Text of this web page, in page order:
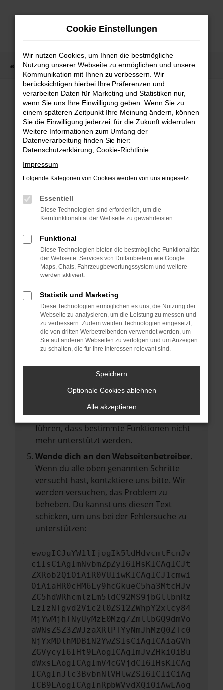
Zum
Startseite Fahrzeugangebote Fahrzeugmarkt
Fahrzeugmarkt
Fehler: Network Error
Beim Laden ist ein Fehler aufgetreten.
Hier sind ein paar Tipps, die dir helfen können:
Überprüfe deine Firewall und deine
Internetverbindung.
deine Suchmaschine?
Prüfe deine Browsererweiterungen.
Manche Erweiterungen, wie Werbeblocker,
können das Laden bestimmter Seiten
anderen Browser oder in einem privaten
Fenster?
Starte dein Gerät neu.
Das kann manchmal helfen,
vorübergehende Probleme zu beheben.
Stelle sicher, dass dein Browser und dein
Betriebssystem auf dem neuesten Stand
Veraltete Software birgt nicht nur ein
Sicherheitsrisiko, sondern kann auch dazu
führen, dass bestimmte Funktionen nicht
mehr unterstützt werden.
Wende dich an den Webseitenbetreiber.
Wenn du alle oben genannten Schritte
versucht hast, kontaktiere uns bitte. Wir
werden versuchen, das Problem zu
beheben. Du kannst uns diesen Text
schicken, um uns bei der Fehlersuche zu
unterstützen:
ewogICJuYW1lIjogIk5ldHdvcmtFcnJv
ciIsCiAgImNvbmZpZyI6IHsKICAgICJt
ZXRob2QiOiAiR0VUIiwKICAgICJ1cmwi
OiAiaHR0cHM6Ly9hcGkueC5ha3MtcHJv
ZC5hdWRhcmlzLm5ldC92MS9jbGllbnRz
LzIzNTgvd2Vic2l0ZS12ZWhpY2xlcy84
MjYwMjhTNyUyMzE0Mzg/ZmllbGQ9dmVo
aWNsZSZ3ZWJzaXRlPTYyNmJhMzQ0ZTc0
NjYxMDlhMDBiN2YwZSIsCiAgICAiaGVh
ZGVycyI6IHt9LAogICAgImJvZHkiOiBu
dWxsLAogICAgImV4cGVjdCI6IHsKICAg
ICAgInJlc3BvbnNlVHlwZSI6ICIiCiAg
ICB9LAogICAgInRpbWVvdXQiOiAwLAog
Cookie Einstellungen
Wir nutzen Cookies, um Ihnen die bestmögliche
Nutzung unserer Webseite zu ermöglichen und unsere
Kommunikation mit Ihnen zu verbessern. Wir
berücksichtigen hierbei Ihre Präferenzen und
verarbeiten Daten für Marketing und Statistiken nur,
wenn Sie uns Ihre Einwilligung geben. Wenn Sie zu
einem späteren Zeitpunkt Ihre Meinung ändern, können
Sie die Einwilligung jederzeit für die Zukunft widerrufen.
Weitere Informationen zum Umfang der
Datenverarbeitung finden Sie hier:
Datenschutzerklärung Cookie-Richtlinie
Impressum
Folgende Kategorien von Cookies werden von uns eingesetzt:
Essentiell
Diese Technologien sind erforderlich, um die
Kernfunktionalität der Webseite zu gewährleisten.
Funktional
Diese Technologien bieten die bestmögliche Funktionalität
der Webseite. Services von Drittanbietern wie Google
Maps, Chats, Fahrzeugbewertungssystem und weitere
werden aktiviert.
Statistik und Marketing
Diese Technologien ermöglichen es uns, die Nutzung der
Webseite zu analysieren, um die Leistung zu messen und
zu verbessern. Zudem werden Technologien eingesetzt,
die von dritten Werbetreibenden verwendet werden, um
Sie auf anderen Webseiten zu verfolgen und um Anzeigen
zu schalten, die für Ihre Interessen relevant sind.
Speichern
Optionale Cookies ablehnen
Alle akzeptieren